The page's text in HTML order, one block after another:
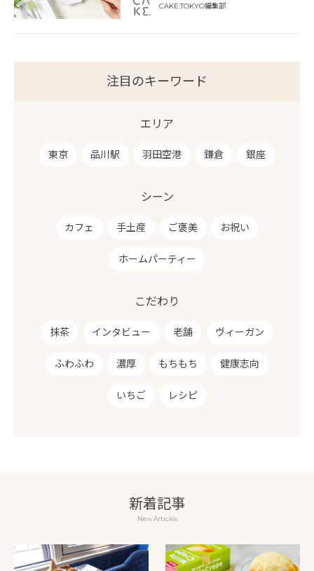
CAKE.TOKYO編集部
注目のキーワード
エリア
東京 品川駅 羽田空港 鎌倉 銀座
シーン
カフェ 手土産 ご褒美 お祝い
ホームパーティー
こだわり
抹茶 インタビュー 老舗 ヴィーガン
ふわふわ 濃厚 もちもち 健康志向
いちご レシピ
新着記事
New Articles